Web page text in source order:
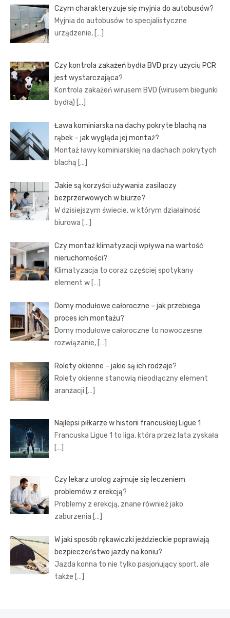
Czym charakteryzuje się myjnia do autobusów?
Myjnia do autobusów to specjalistyczne
urządzenie, […]
Czy kontrola zakażeń bydła BVD przy użyciu PCR
jest wystarczająca?
Kontrola zakażeń wirusem BVD (wirusem biegunki
bydła) […]
Ława kominiarska na dachy pokryte blachą na
rąbek – jak wygląda jej montaż?
Montaż ławy kominiarskiej na dachach pokrytych
blachą […]
Jakie są korzyści używania zasilaczy
bezprzerwowych w biurze?
W dzisiejszym świecie, w którym działalność
biurowa […]
Czy montaż klimatyzacji wpływa na wartość
nieruchomości?
Klimatyzacja to coraz częściej spotykany
element w […]
Domy modułowe całoroczne – jak przebiega
proces ich montażu?
Domy modułowe całoroczne to nowoczesne
rozwiązanie, […]
Rolety okienne – jakie są ich rodzaje?
Rolety okienne stanowią nieodłączny element
aranżacji […]
Najlepsi piłkarze w historii francuskiej Ligue 1
Francuska Ligue 1 to liga, która przez lata zyskała
[…]
Czy lekarz urolog zajmuje się leczeniem
problemów z erekcją?
Problemy z erekcją, znane również jako
zaburzenia […]
W jaki sposób rękawiczki jeździeckie poprawiają
bezpieczeństwo jazdy na koniu?
Jazda konna to nie tylko pasjonujący sport, ale
także […]